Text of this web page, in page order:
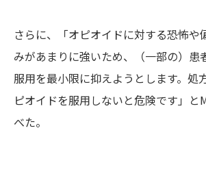
さらに、「オピオイドに対する恐怖や
みがあまりに強いため、（一部の）患
服用を最小限に抑えようとします。処
ピオイドを服用しないと危険です」と
べた。